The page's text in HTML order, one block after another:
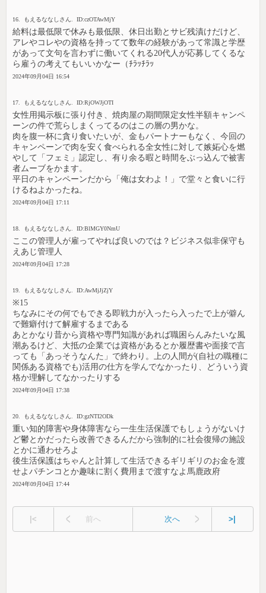
16. もえるななしさん. ID:czOTAwMjY
給料は最低限で休みも最低限、休日出勤とサビ残漬けだけど、
アレやコレやの資格を持ってて数年の経験があって常識と学歴
があって文句を言わずに働いてくれる20代人が応募してくるな
ら雇うの考えてもいいかなー（ﾁﾗｯﾁﾗｯ
2024年09月04日 16:54
17. もえるななしさん. ID:RjOWJjOTI
女性用掲示板に張り付き、焼肉屋の期間限定女性半額キャンペ
ーンの件で荒らしまくってるのはこの層の男かな。
肉を腹一杯に貪り食いたいが、金もパートナーもなく、今回の
キャンペーンで肉を安く食べられる全女性に対して嫉妬心を燃
やして「フェミ」認定し、有り余る暇と時間をぶっ込んで被害
者ムーブをかます。
平日のキャンペーンだから「俺は女わよ！」で堂々と食いに行
けるねよかったね。
2024年09月04日 17:11
18. もえるななしさん. ID:BlMGY0NmU
ここの管理人が雇ってやれば良いのでは？ビジネス似非保守も
えあじ管理人
2024年09月04日 17:28
19. もえるななしさん. ID:AwMjJjZjY
※15
ちなみにその何でもできる即戦力が入ったら入ったで上が僻ん
で難癖付けて解雇するまである
あとかなり昔から資格や専門知識があれば職困らんみたいな風
潮あるけど、大抵の企業では資格があるとか履歴書や面接で言
っても「あっそうなんた」で終わり。上の人間が(自社の職種に
関係ある資格でも)活用の仕方を学んでなかったり、どういう資
格か理解してなかったりする
2024年09月04日 17:38
20. もえるななしさん. ID:gzNTI2ODk
重い知的障害や身体障害なら一生生活保護でもしょうがないけ
ど鬱とかだったら改善できるんだから強制的に社会復帰の施設
とかに通わせろよ
後生活保護はちゃんと計算して生活できるギリギリのお金を渡
せよパチンコとか趣味に割く費用まで渡すなよ馬鹿政府
2024年09月04日 17:44
|< 前へ 次へ >|